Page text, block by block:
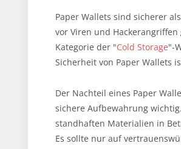
Paper Wallets sind sicherer
vor Viren und
Kategorie der "Cold Storage"-
Sicherheit von Paper Wallets
Der Nachteil eines Paper
sichere Aufbewahrung
standhaften Materialien in
Es sollte nur auf